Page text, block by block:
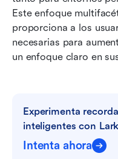
Este enfoque
proporciona a los
necesarias para
un enfoque claro en
Experimenta
inteligentes con Lark
Intenta ahora